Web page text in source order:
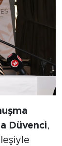
Düvenci,